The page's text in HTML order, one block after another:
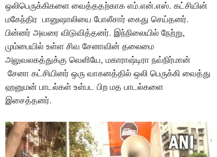
ஒலிபெருக்கிகளை வைத்ததற்காக எம்.என்.எஸ். கட்சியின்
மகேந்திர பானுஷாலியை போலீசார் கைது செய்தனர்.
பின்னர் அவரை விடுவித்தனர். இந்நிலையில் நேற்று,
மும்பையில் உள்ள சிவ சேனாவின் தலைமை
அலுவலகத்துக்கு வெளியே, மகாராஷ்டிரா நவ்நிர்மான்
சேனா கட்சியினர் ஒரு வாகனத்தில் ஒலி பெருக்கி வைத்து
ஹனுமன் பாடல்கள் உள்பட பிற மத பாடல்களை
இசைத்தனர்.